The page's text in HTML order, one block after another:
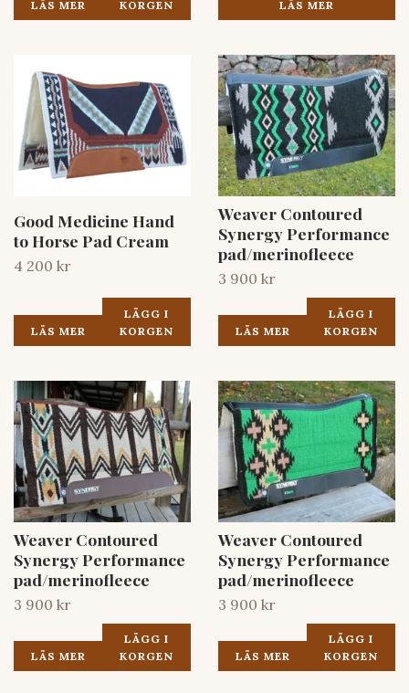
LÄS MER KORGEN LÄS MER
Good Medicine Hand
to Horse Pad Cream
4 200 kr
LÄS MER
LÄGG I
KORGEN
Weaver Contoured
Synergy Performance
pad/merinofleece
3 900 kr
LÄS MER
LÄGG I
KORGEN
Weaver Contoured
Synergy Performance
pad/merinofleece
3 900 kr
LÄS MER
LÄGG I
KORGEN
Weaver Contoured
Synergy Performance
pad/merinofleece
3 900 kr
LÄS MER
LÄGG I
KORGEN